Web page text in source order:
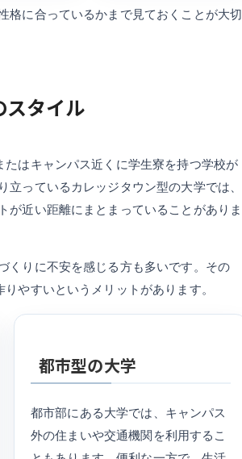
格に合っているかまで見ておくことが大切
タイル
はキャンパス近くに学生寮を持つ学校が
っているカレッジタウン型の大学では、
が近い距離にまとまっていることがありま
くりに不安を感じる方も多いです。その
やすいというメリットがあります。
都市型の大学
都市部にある大学では、キャンパス
外の住まいや交通機関を利用するこ